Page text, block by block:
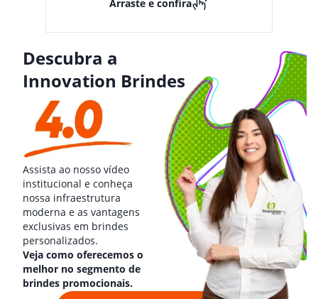
Arraste e confira
Descubra a
Innovation Brindes
Assista ao nosso vídeo
institucional e conheça
nossa infraestrutura
moderna e as vantagens
exclusivas em brindes
personalizados.
Veja como oferecemos o
melhor no segmento de
brindes promocionais.